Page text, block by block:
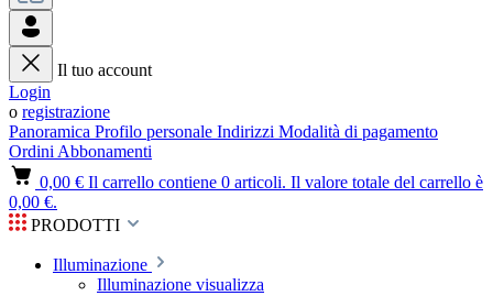
Il tuo account
Login
o registrazione
Panoramica Profilo personale Indirizzi Modalità di pagamento
Ordini Abbonamenti
0,00 € Il carrello contiene 0 articoli. Il valore totale del carrello è
0,00 €.
PRODOTTI
Illuminazione
Illuminazione visualizza